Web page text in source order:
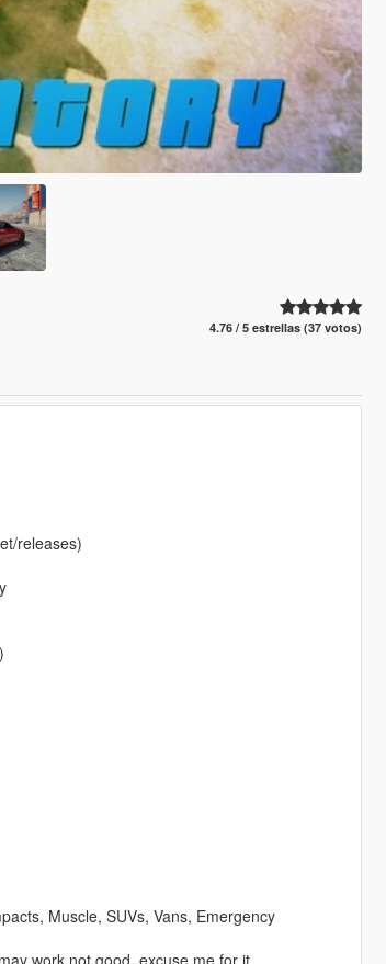
4.76 / 5 estrellas (37 votos)
releases)
Muscle, SUVs, Vans, Emergency
work not good, excuse me for it.